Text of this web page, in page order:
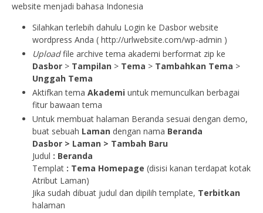
website menjadi bahasa Indonesia
Silahkan terlebih dahulu Login ke Dasbor website
wordpress Anda ( http://urlwebsite.com/wp-admin )
Uploadfile archive tema akademi berformat zip ke
Dasbor > Tampilan > Tema > Tambahkan Tema >
Unggah Tema
Aktifkan tema Akademi untuk memunculkan berbagai
fitur bawaan tema
Untuk membuat halaman Beranda sesuai dengan demo,
buat sebuah Laman dengan nama Beranda
Dasbor > Laman > Tambah Baru
Judul : Beranda
Templat : Tema Homepage (disisi kanan terdapat kotak
Atribut Laman)
Jika sudah dibuat judul dan dipilih template, Terbitkan
halaman